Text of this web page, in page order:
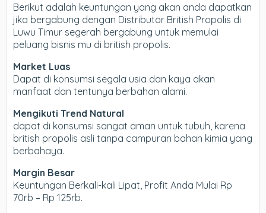
Berikut adalah keuntungan yang akan anda dapatkan
jika bergabung dengan Distributor British Propolis di
Luwu Timur segerah bergabung untuk memulai
peluang bisnis mu di british propolis.
Market Luas
Dapat di konsumsi segala usia dan kaya akan
manfaat dan tentunya berbahan alami.
Mengikuti Trend Natural
dapat di konsumsi sangat aman untuk tubuh, karena
british propolis asli tanpa campuran bahan kimia yang
berbahaya.
Margin Besar
Keuntungan Berkali-kali Lipat, Profit Anda Mulai Rp
70rb – Rp 125rb.